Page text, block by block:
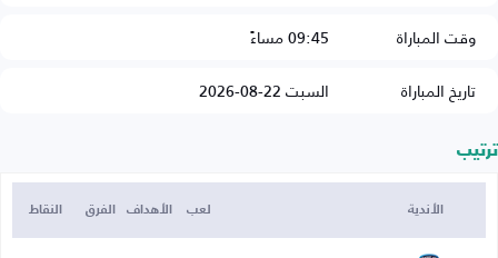
وقت المباراة
09:45 مساءً
تاريخ المباراة
السبت 22-08-2026
ترتيب
الأندية لعب الأهداف الفرق النقاط